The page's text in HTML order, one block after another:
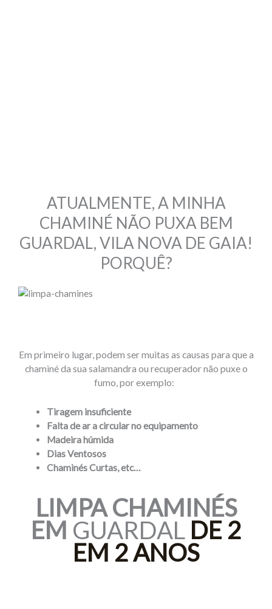
ATUALMENTE, A MINHA
CHAMINÉ NÃO PUXA BEM
GUARDAL, VILA NOVA DE GAIA!
PORQUÊ?
Em primeiro lugar, podem ser muitas as causas para que a
chaminé da sua salamandra ou recuperador não puxe o
fumo, por exemplo:
Tiragem insuficiente
Falta de ar a circular no equipamento
Madeira húmida
Dias Ventosos
Chaminés Curtas, etc…
LIMPACHAMINÉS
EM GUARDAL DE 2
EM 2 ANOS